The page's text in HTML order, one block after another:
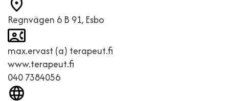
Regnvägen 6 B 91, Esbo
max.ervast (a) terapeut.fi
www.terapeut.fi
040 7384056